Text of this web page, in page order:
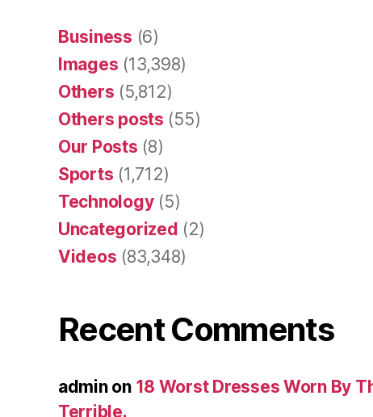
Business (6)
Images (13,398)
Others (5,812)
Others posts (55)
Our Posts (8)
Sports (1,712)
Technology(5)
Uncategorized (2)
Videos (83,348)
Recent Comments
adminon 18 Worst Dresses Worn By
Terrible.